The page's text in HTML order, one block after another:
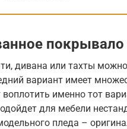
дивана или тахты
вариант имеет
именно тот
для мебели
пледа –